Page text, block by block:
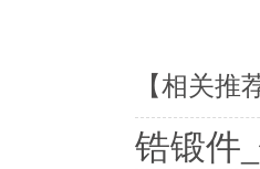
【相关推
锆锻件